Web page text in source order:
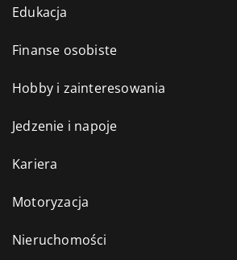
Edukacja
Finanse osobiste
Hobby i zainteresowania
Jedzenie i napoje
Kariera
Motoryzacja
Nieruchomości